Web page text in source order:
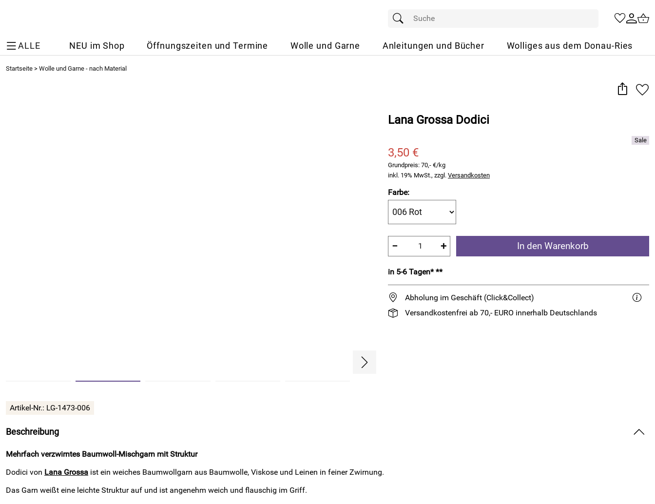
ALLE NEU im Shop Öffnungszeiten und Termine Wolle und Garne Anleitungen und Bücher Wolliges aus dem Donau-Ries
Startseite > Wolle und Garne - nach Material
Lana Grossa Dodici
3,50 €
Grundpreis: 70,- €/kg
inkl. 19% MwSt., zzgl. Versandkosten
Farbe:
− + In den Warenkorb
in 5-6 Tagen* **
Abholung im Geschäft (Click&Collect)
Versandkostenfrei ab 70,- EURO innerhalb Deutschlands
Artikel-Nr.: LG-1473-006
Beschreibung
Mehrfach verzwirntes Baumwoll-Mischgarn mit Struktur
Dodici von Lana Grossa ist ein weiches Baumwollgarn aus Baumwolle, Viskose und Leinen in feiner Zwirnung.
Das Garn weißt eine leichte Struktur auf und ist angenehm weich und flauschig im Griff.